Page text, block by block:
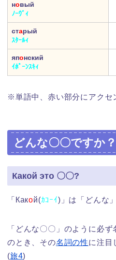
новый
ﾉｰｳﾞｨ
старый
ｽﾀｰﾙｨ
японский
ｲﾎﾟｰﾝｽｷｨ
※単語中、赤い部分にアクセ
どんな〇〇ですか？
Какой это 〇〇?
「Какой(ｶｺｰｲ)」は「どんな
「どんな〇〇」のように必
のとき、その名詞の性に注目
(旅4)